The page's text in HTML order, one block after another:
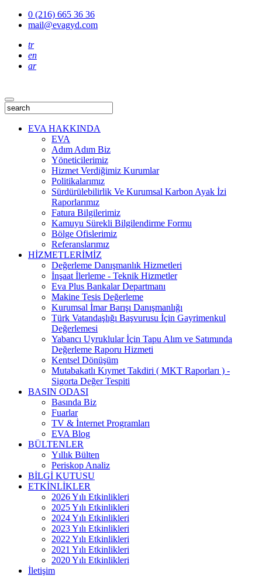
0 (216) 665 36 36
mail@evagyd.com
tr
en
ar
EVA HAKKINDA
EVA
Adım Adım Biz
Yöneticilerimiz
Hizmet Verdiğimiz Kurumlar
Politikalarımız
Sürdürülebilirlik Ve Kurumsal Karbon Ayak İzi
Raporlarımız
Fatura Bilgilerimiz
Kamuyu Sürekli Bilgilendirme Formu
Bölge Ofislerimiz
Referanslarımız
HİZMETLERİMİZ
Değerleme Danışmanlık Hizmetleri
İnşaat İlerleme - Teknik Hizmetler
Eva Plus Bankalar Departmanı
Makine Tesis Değerleme
Kurumsal İmar Barışı Danışmanlığı
Türk Vatandaşlığı Başvurusu İçin Gayrimenkul
Değerlemesi
Yabancı Uyruklular İçin Tapu Alım ve Satımında
Değerleme Raporu Hizmeti
Kentsel Dönüşüm
Mutabakatlı Kıymet Takdiri ( MKT Raporları ) -
Sigorta Değer Tespiti
BASIN ODASI
Basında Biz
Fuarlar
TV & İnternet Programları
EVA Blog
BÜLTENLER
Yıllık Bülten
Periskop Analiz
BİLGİ KUTUSU
ETKİNLİKLER
2026 Yılı Etkinlikleri
2025 Yılı Etkinlikleri
2024 Yılı Etkinlikleri
2023 Yılı Etkinlikleri
2022 Yılı Etkinlikleri
2021 Yılı Etkinlikleri
2020 Yılı Etkinlikleri
İletişim